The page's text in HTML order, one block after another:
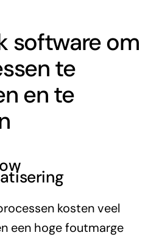
software om
te
en te
kosten veel
een hoge foutmarge